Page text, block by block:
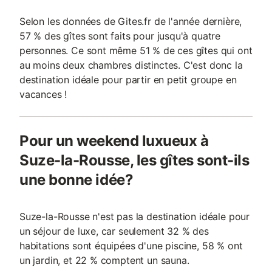
Selon les données de Gites.fr de l'année dernière,
57 % des gîtes sont faits pour jusqu'à quatre
personnes. Ce sont même 51 % de ces gîtes qui ont
au moins deux chambres distinctes. C'est donc la
destination idéale pour partir en petit groupe en
vacances !
Pour un weekend luxueux à
Suze-la-Rousse, les gîtes sont-ils
une bonne idée?
Suze-la-Rousse n'est pas la destination idéale pour
un séjour de luxe, car seulement 32 % des
habitations sont équipées d'une piscine, 58 % ont
un jardin, et 22 % comptent un sauna.